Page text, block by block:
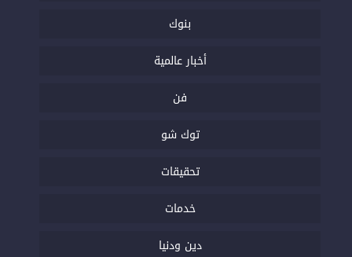
بنوك
أخبار عالمية
فن
توك شو
تحقيقات
خدمات
دين ودنيا